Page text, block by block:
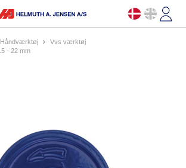
håndværktøj
vvs værktøj
- 22 mm